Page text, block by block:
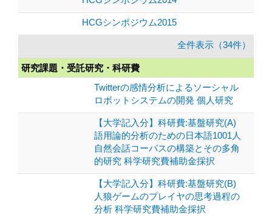
HCGシンポジウム2015
全件表示（34件）
研究課題・受託研究・科研費
Twitterの感情分析によるソーシャル
ロボットシステムの開発 個人研究
【大学記入分】科研費:基盤研究(A)
語用論的分析のための日本語1001人
自然会話コーパスの構築とその多角
的研究 科学研究費補助金採択
【大学記入分】科研費:基盤研究(B)
人狼ゲームのプレイヤの思考過程の
分析 科学研究費補助金採択